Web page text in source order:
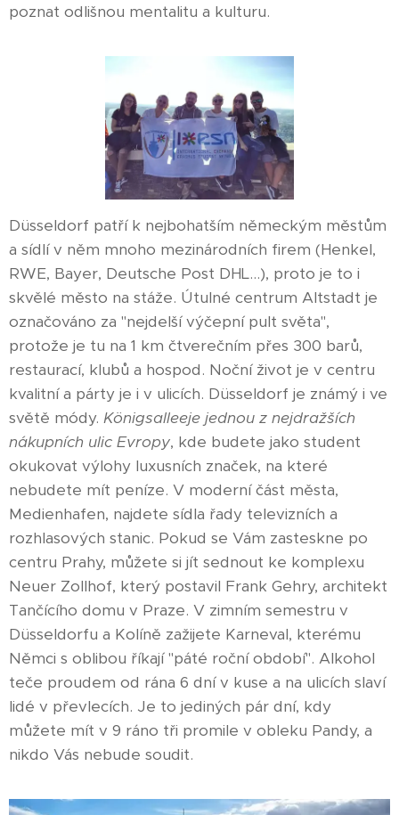
poznat odlišnou mentalitu a kulturu.
Düsseldorf patří k nejbohatším německým městům
a sídlí v něm mnoho mezinárodních firem (Henkel,
RWE, Bayer, Deutsche Post DHL...), proto je to i
skvělé město na stáže. Útulné centrum Altstadt je
označováno za "nejdelší výčepní pult světa",
protože je tu na 1 km čtverečním přes 300 barů,
restaurací, klubů a hospod. Noční život je v centru
kvalitní a párty je i v ulicích. Düsseldorf je známý i ve
světě módy. Königsalleeje jednou z nejdražších
nákupních ulic Evropy, kde budete jako student
okukovat výlohy luxusních značek, na které
nebudete mít peníze. V moderní část města,
Medienhafen, najdete sídla řady televizních a
rozhlasových stanic. Pokud se Vám zasteskne po
centru Prahy, můžete si jít sednout ke komplexu
Neuer Zollhof, který postavil Frank Gehry, architekt
Tančícího domu v Praze. V zimním semestru v
Düsseldorfu a Kolíně zažijete Karneval, kterému
Němci s oblibou říkají "páté roční období". Alkohol
teče proudem od rána 6 dní v kuse a na ulicích slaví
lidé v převlecích. Je to jediných pár dní, kdy
můžete mít v 9 ráno tři promile v obleku Pandy, a
nikdo Vás nebude soudit.